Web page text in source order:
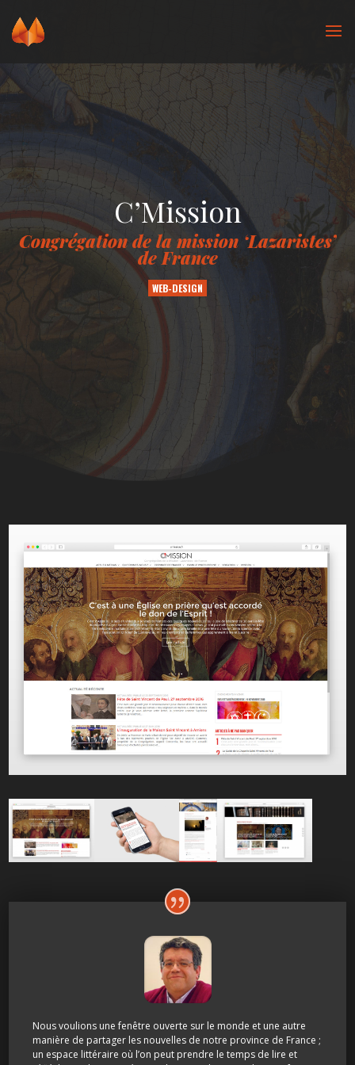
C’Mission
Congrégation de la mission ‘Lazaristes’
de France
WEB-DESIGN
Nous voulions une fenêtre ouverte sur le monde et une autre
manière de partager les nouvelles de notre province de France ;
un espace littéraire où l’on peut prendre le temps de lire et